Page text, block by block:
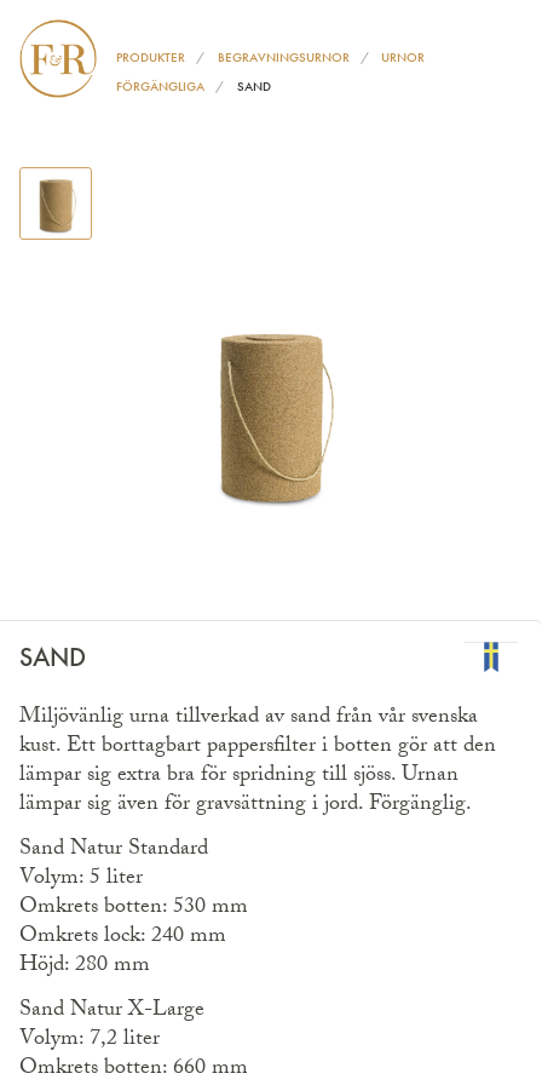
PRODUKTER BEGRAVNINGSURNOR
URNOR
FÖRGÄNGLIGA
SAND
SAND
Miljövänlig urna tillverkad av sand från vår svenska
kust. Ett borttagbart pappersfilter i botten gör att den
lämpar sig extra bra för spridning till sjöss. Urnan
lämpar sig även för gravsättning i jord. Förgänglig.
Sand Natur Standard
Volym: 5 liter
Omkrets botten: 530 mm
Omkrets lock: 240 mm
Höjd: 280 mm
Sand Natur X-Large
Volym: 7,2 liter
Omkrets botten: 660 mm